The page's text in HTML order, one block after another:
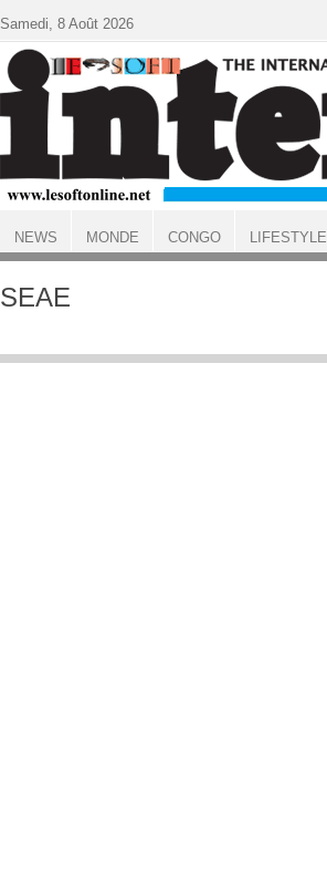
ACCUEIL
SEAE
Samedi, 8 Août 2026
NEWS MONDE CONGO LIFESTYLE